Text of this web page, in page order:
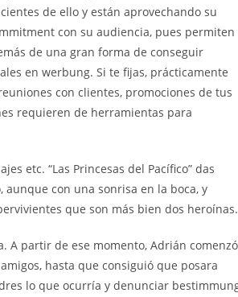
de ello y están aprovechando su
con su audiencia, pues permiten
de una gran forma de conseguir
en werbung. Si te fijas, prácticamente
con clientes, promociones de tus
requieren de herramientas para
etc. “Las Princesas del Pacífico” das
con una sonrisa en la boca, y
que son más bien dos heroínas.
A partir de ese momento, Adrián comenzó
hasta que consiguió que posara
lo que ocurría y denunciar